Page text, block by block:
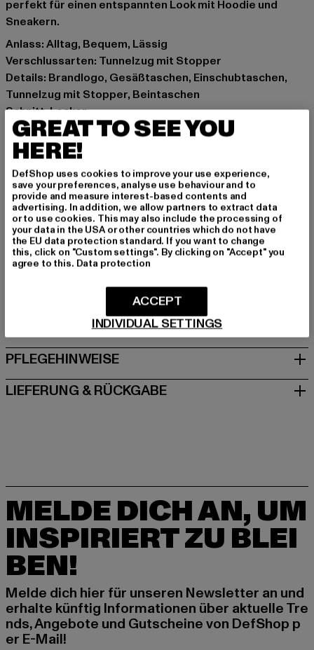
perfekt für einen entspannten Look mit Hoodie und
Sneakern.
Anlass: Alltag, Bequem, Lässig
Verschlussarten: Tunnelzug mit Stopper
Details: Brandlogo, Gesäßtaschen, Einschubtaschen,
Tunnelzug mit Stopper, Beintaschen
Schnitt: Locker
Marke: Karl Kani
Kat.: Cargo Trousers
Farbe: grau
Hersteller Farbe: anthracite
Materialzusammensetzung: 100% Baumwolle
Art.Nr: 6003802-01745
Hersteller: Urban Styles Agency GmbH & Co. KG |
agentur@urbanstylesagency.com
GRÖSSE & PASSFORM
PFLEGEHINWEISE
LIEFERUNG & RÜCKGABE
MELDE DICH AN, UM
INSPIRIERT ZU BLEI
BEN!
Melde dich hier für unseren Newsletter an und
erhalte künftig Informationen über aktuelle Tre
nds, Angebote und Gutscheine von DefShop p
er E-Mail!
GREAT TO SEE YOU
HERE!
DefShop uses cookies to improve your use experience,
save your preferences, analyse use behaviour and to
provide and measure interest-based contents and
advertising. In addition, we allow partners to extract data
or to use cookies. This may also include the processing of
your data in the USA or other countries which do not have
the EU data protection standard. If you want to change
this, click on "Custom settings". By clicking on "Accept" you
agree to this. Data protection
INDIVIDUAL SETTINGS
ACCEPT